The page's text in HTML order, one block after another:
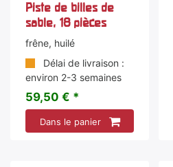
Piste de billes de
sable, 18 pièces
frêne, huilé
Délai de livraison :
environ 2-3 semaines
59,50 € *
Dans le panier